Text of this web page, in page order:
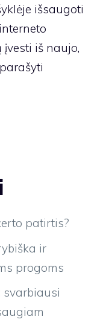
išsaugoti
iš naujo,
patirtis?
ir
progoms
svarbiausi